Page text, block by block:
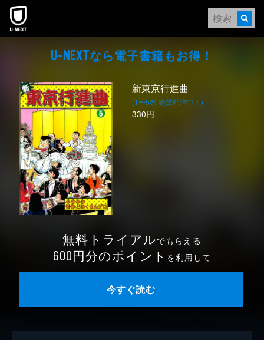
本文へスキップ
U-NEXTなら電⼦書籍もお得！
新東京行進曲
(1〜5巻 絶賛配信中！)
330円
無料トライアルでもらえる
600円分のポイント を利用して
今すぐ読む